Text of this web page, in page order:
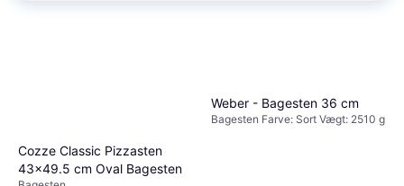
Cozze Classic Pizzasten
43x49.5 cm Oval Bagesten
Weber - Bagesten 36 cm
Bagesten Farve: Sort Vægt: 2510 g